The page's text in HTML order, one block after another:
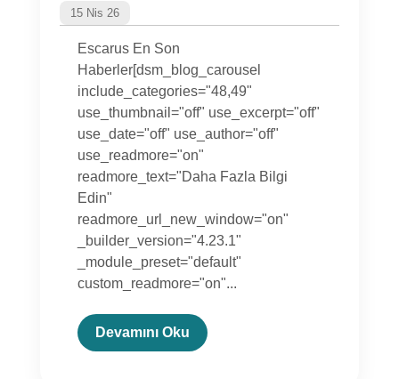
15 Nis 26
Escarus En Son
Haberler[dsm_blog_carousel
include_categories="48,49"
use_thumbnail="off" use_excerpt="off"
use_date="off" use_author="off"
use_readmore="on"
readmore_text="Daha Fazla Bilgi
Edin"
readmore_url_new_window="on"
_builder_version="4.23.1"
_module_preset="default"
custom_readmore="on"...
Devamını Oku